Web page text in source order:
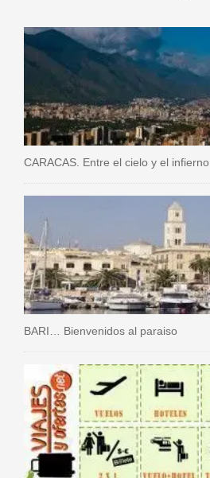
CARACAS. Entre el cielo y el infierno
BARI… Bienvenidos al paraiso